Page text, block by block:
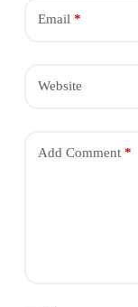
Email *
Website
Add Comment*